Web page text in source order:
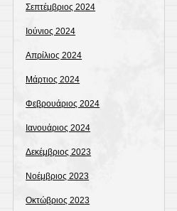
Σεπτέμβριος 2024
Ιούνιος 2024
Απρίλιος 2024
Μάρτιος 2024
Φεβρουάριος 2024
Ιανουάριος 2024
Δεκέμβριος 2023
Νοέμβριος 2023
Οκτώβριος 2023